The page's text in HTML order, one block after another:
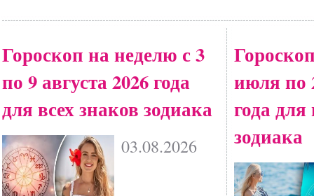
Гороскоп на неделю с 3
по 9 августа 2026 года
для всех знаков зодиака
03.08.2026
июля по
года для
зодиака